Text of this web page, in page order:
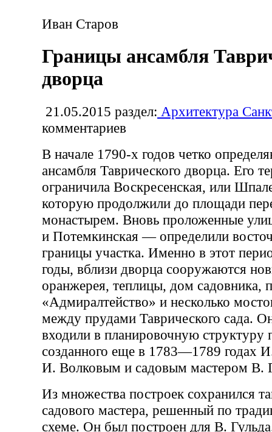
Иван Старов
Границы ансамбля
дворца
21.05.2015 раздел: Архитектура
комментариев
В начале 1790-х годов четко
ансамбля Таврического дворца. Его
ограничила Воскресенская, или
которую продолжили до площади
монастырем. Вновь проложенные
и Потемкинская — определили
границы участка. Именно в этот
годы, вблизи дворца сооружаются
оранжерея, теплицы, дом садовника,
«Адмиралтейство» и несколько
между прудами Таврического сада.
входили в планировочную структуру
созданного еще в 1783—1789 годах
И. Волковым и садовым мастером В.
Из множества построек сохранился
садового мастера, решенный по
схеме. Он был построен для В.